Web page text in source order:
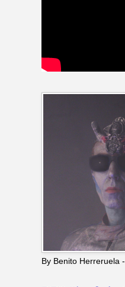
By Benito Herreruela